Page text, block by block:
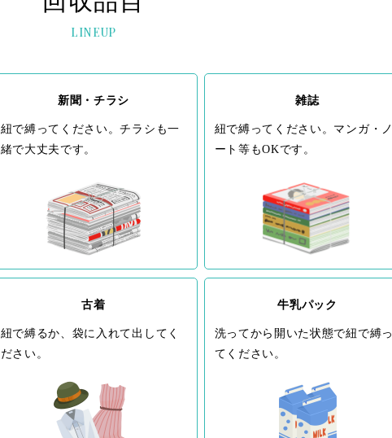
LINEUP
新聞・チラシ
紐で縛ってください。チラシも一
緒で大丈夫です。
雑誌
紐で縛ってください。マンガ・ノ
ート等もOKです。
古着
紐で縛るか、袋に入れて出してく
ださい。
牛乳パック
洗ってから開いた状態で紐で縛っ
てください。